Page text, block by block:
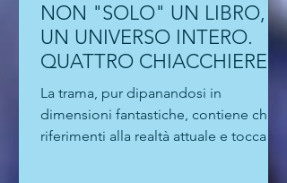
NON "SOLO" UN LIBRO,
UN UNIVERSO INTERO.
QUATTRO CHIACCHIERE
CON AMIRA LE VAINE
La trama, pur dipanandosi in
dimensioni fantastiche, contiene chiari
riferimenti alla realtà attuale e tocca